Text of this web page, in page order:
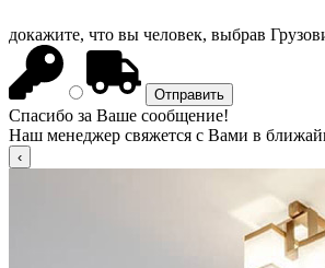
докажите, что вы человек, выбрав
Спасибо за Ваше сообщение!
Наш менеджер свяжется с Вами в